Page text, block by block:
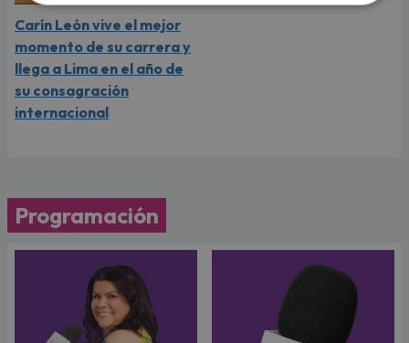
Carín León vive el mejor
momento de su carrera y
llega a Lima en el año de
su consagración
internacional
Programación